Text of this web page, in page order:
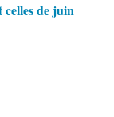
celles de juin